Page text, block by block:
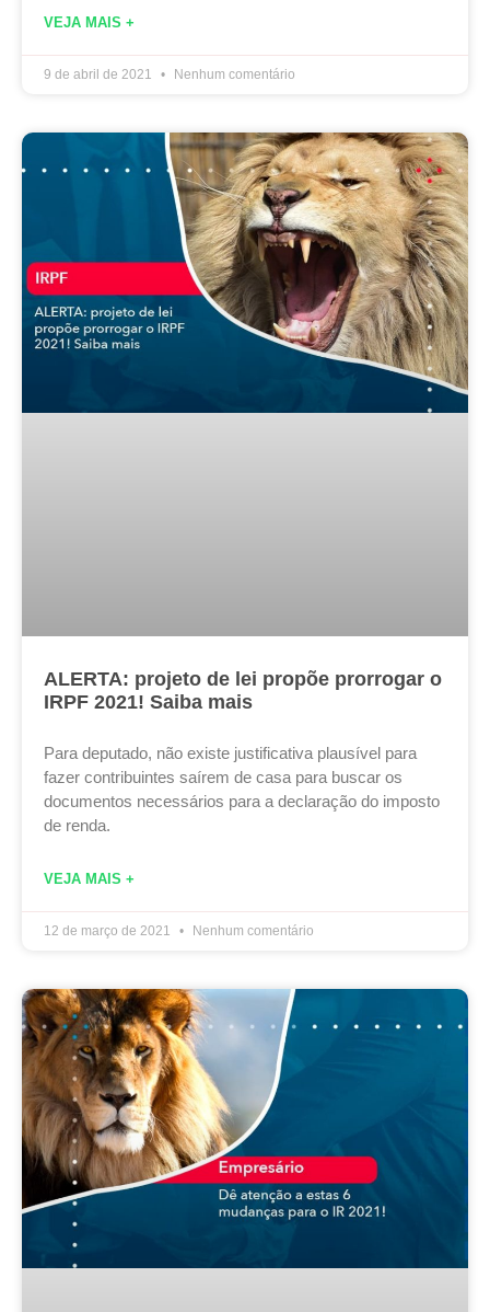
VEJA MAIS +
9 de abril de 2021 Nenhum comentário
ALERTA: projeto de lei propõe prorrogar o
IRPF 2021! Saiba mais
Para deputado, não existe justificativa plausível para
fazer contribuintes saírem de casa para buscar os
documentos necessários para a declaração do imposto
de renda.
VEJA MAIS +
12 de março de 2021 Nenhum comentário